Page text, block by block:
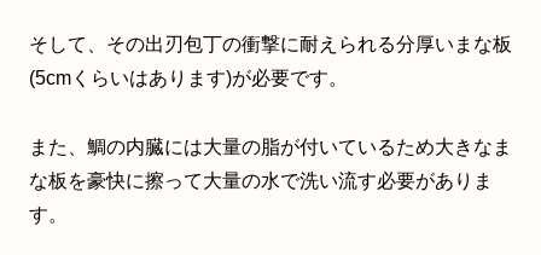
そして、その出刃包丁の衝撃に耐えられる分厚いまな板
(5cmくらいはあります)が必要です。
また、鯛の内臓には大量の脂が付いているため大きなま
な板を豪快に擦って大量の水で洗い流す必要がありま
す。